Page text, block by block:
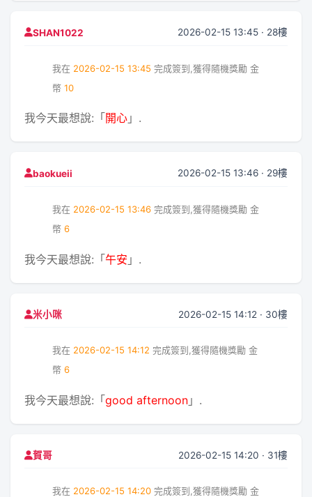
SHAN1022 2026-02-15 13:45 · 28樓
我在 2026-02-15 13:45 完成簽到,獲得隨機獎勵 金
幣 10
我今天最想說:「 開心 」.
baokueii 2026-02-15 13:46 · 29樓
我在 2026-02-15 13:46 完成簽到,獲得隨機獎勵 金
幣 6
我今天最想說:「午安 」.
米小咪 2026-02-15 14:12 · 30樓
我在 2026-02-15 14:12 完成簽到,獲得隨機獎勵 金
幣 6
我今天最想說:「good afternoon 」.
賀哥 2026-02-15 14:20 · 31樓
我在 2026-02-15 14:20 完成簽到,獲得隨機獎勵 金